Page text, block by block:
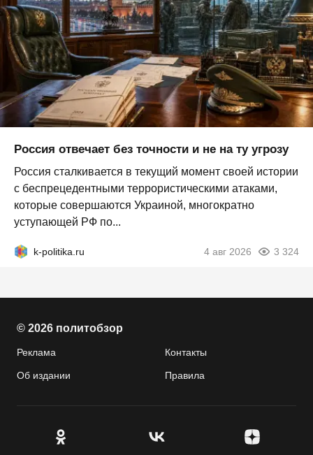
Россия отвечает без точности и не на ту угрозу
Россия сталкивается в текущий момент своей истории
с беспрецедентными террористическими атаками,
которые совершаются Украиной, многократно
уступающей РФ по...
k-politika.ru 4 авг 2026 3 324
© 2026 политобзор
Реклама Контакты
Об издании Правила